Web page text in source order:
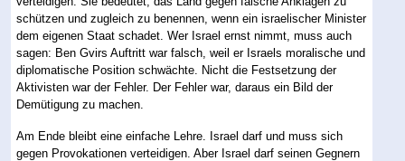
schützen und zugleich zu benennen, wenn ein israelischer Minister
dem eigenen Staat schadet. Wer Israel ernst nimmt, muss auch
sagen: Ben Gvirs Auftritt war falsch, weil er Israels moralische und
diplomatische Position schwächte. Nicht die Festsetzung der
Aktivisten war der Fehler. Der Fehler war, daraus ein Bild der
Demütigung zu machen.
Am Ende bleibt eine einfache Lehre. Israel darf und muss sich
gegen Provokationen verteidigen. Aber Israel darf seinen Gegnern